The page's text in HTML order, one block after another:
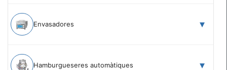
Envasadores
Hamburgueseres automàtiques